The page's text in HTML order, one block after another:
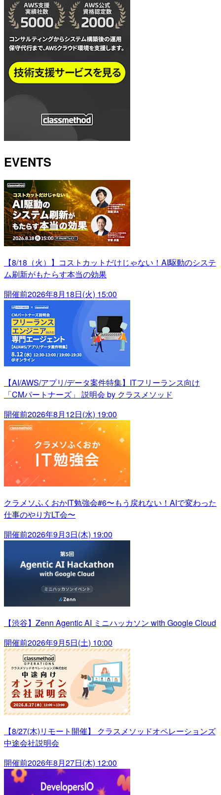
EVENTS
【8/18（火）】コストカットだけじゃない！AI駆動のシステ
ム刷新がもたらす本当の効果
開催前2026年8月18日(火) 15:00
【AI/AWS/アプリ/データ案件特集】ITフリーランス向け
「CMパートナーズ」 説明会 by クラスメソッド
開催前2026年8月12日(水) 19:00
クラメソふくおかIT勉強会#6〜もう戻れない！AIで変わった
仕事のやり方LT会〜
開催前2026年9月3日(木) 19:00
【渋谷】Zenn Agentic AI ミニハッカソン with Google Cloud
開催前2026年9月5日(土) 10:00
【8/27(木)リモート開催】 クラスメソッドオペレーションズ
中途会社説明会
開催前2026年8月27日(木) 12:00